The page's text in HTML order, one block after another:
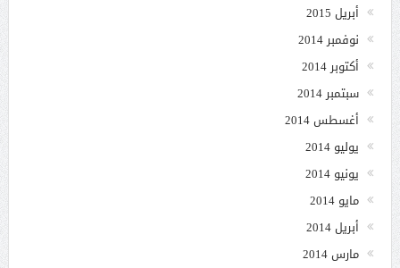
أبريل 2015
نوفمبر 2014
أكتوبر 2014
سبتمبر 2014
أغسطس 2014
يوليو 2014
يونيو 2014
مايو 2014
أبريل 2014
مارس 2014